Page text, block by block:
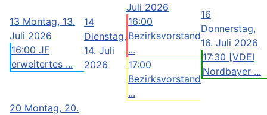
13 Montag, 13.
Juli 2026
16:00 JF
erweitertes ...
14
Dienstag,
14. Juli
2026
Juli 2026
16:00
Bezirksvorstand
...
17:00
Bezirksvorstand
...
16
Donnerstag,
16. Juli 2026
17:30 [VDEI
Nordbayer ...
20 Montag, 20.